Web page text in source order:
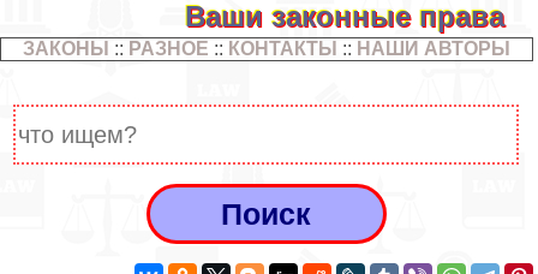
Ваши законные права
ЗАКОНЫ :: РАЗНОЕ :: КОНТАКТЫ :: НАШИ АВТОРЫ